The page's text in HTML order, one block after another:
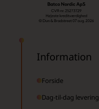
Information
Forside
Dag-til-dag levering